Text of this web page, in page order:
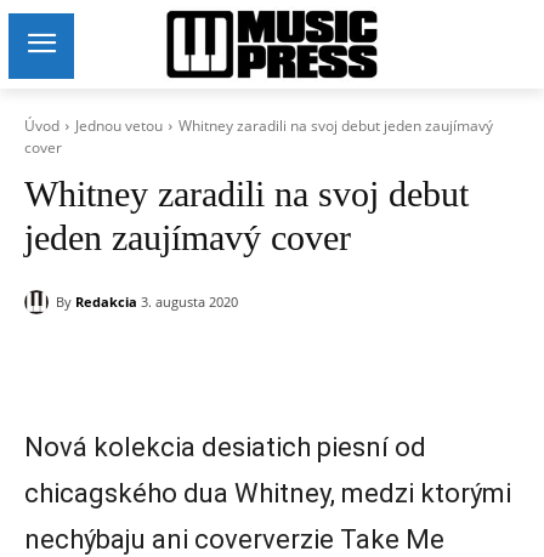
Úvod Jednou vetou
Whitney zaradili na svoj debut jeden zaujímavý
cover
Whitney zaradili na svoj debut
jeden zaujímavý cover
By Redakcia 3. augusta 2020
Nová kolekcia desiatich piesní od
chicagského dua Whitney, medzi ktorými
nechýbaju ani coververzie Take Me